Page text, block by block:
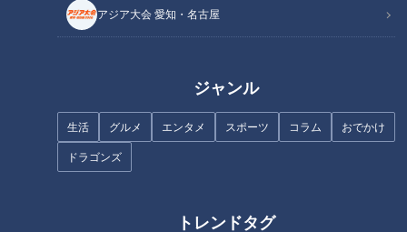
アジア大会 愛知・名古屋
ジャンル
生活 グルメ エンタメ スポーツ コラム おでかけ
ドラゴンズ
トレンドタグ
り!?「血管若返り3箇条」...専門
原因と若返らせる方法